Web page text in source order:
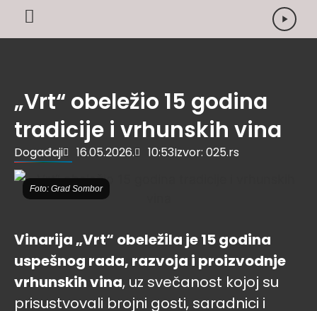
„Vrt“ obeležio 15 godina
tradicije i vrhunskih vina
Događaji 16.05.2026. 10:53Izvor: 025.rs
Foto: Grad Sombor
Vinarija „Vrt“ obeležila je 15 godina
uspešnog rada, razvoja i proizvodnje
vrhunskih vina, uz svečanost kojoj su
prisustvovali brojni gosti, saradnici i